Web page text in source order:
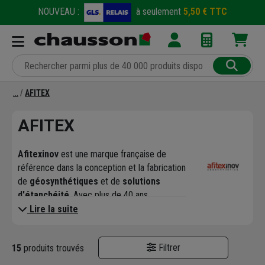
NOUVEAU : à seulement 5,50 € TTC
AFITEX
AFITEX
Afitexinov est une marque française de
référence dans la conception et la fabrication
de géosynthétiques et de solutions
d'étanchéité . Avec plus de 40 ans
d'expérience, l'entreprise s'est imposée
du bâtiment, des travaux publics (TP), de
l'environnement et du génie civil. Reconnue
Lire la suite
15 produits trouvés Filtrer